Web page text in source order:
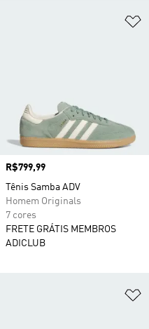
Preço
R$799,99
Tênis Samba ADV
Homem Originals
7 cores
FRETE GRÁTIS MEMBROS
ADICLUB